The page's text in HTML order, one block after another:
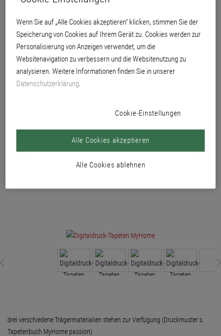
Hotellerie oder im Ladenlokal. Mit digital bedruckten Wandbelägen können
ganz spezielle Ambiente gestaltet werden, da gegenüber klassisch
produzierten Tapeten keine Musterwiederholung (Rapport) erforderlich ist. Die
Freiheit in der Gestaltung ermöglicht großformatige Motive und
fotorealistische Darstellungen.
Ob Sie dabei aus unserer Musterbibliothek der Gestaltungsvorschläge
auswählen oder ihr eigenes digitales Foto- oder Logo-Motiv auf großer Wand
zeigen wollen spielt keine Rolle.
drei verschiedene Trägermaterialien stehen zur Verfügung (Druckmuster s.
Tapetenbuch MyHome passion)
Wenn Sie auf „Alle Cookies akzeptieren“ klicken, stimmen Sie der
Speicherung von Cookies auf Ihrem Gerät zu. Cookies werden zur
Personalisierung von Anzeigen verwendet, um die
Websitenavigation zu verbessern und die Websitenutzung zu
analysieren. Weitere Informationen finden Sie in unserer
Datenschutzerklärung.
Cookie-Einstellungen
Alle Cookies ablehnen
Alle Cookies akzeptieren